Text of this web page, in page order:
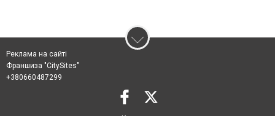
Реклама на сайті
Франшиза "CitySites"
+380660487299